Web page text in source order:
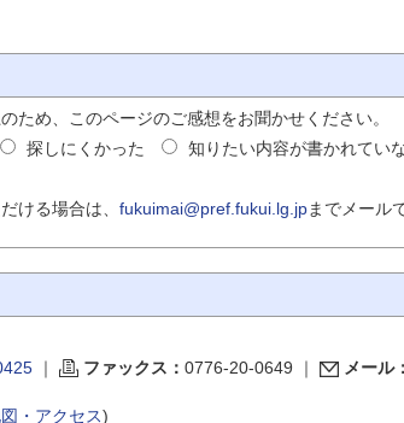
ため、このページのご感想をお聞かせください。
探しにくかった 知りたい内容が書かれてい
ける場合は、 fukuimai@pref.fukui.lg.jpまでメール
｜ ファックス： 0776-20-0649 ｜ メール：
・アクセス)